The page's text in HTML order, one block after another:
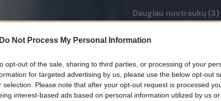
Do Not Process My Personal Information
opt-out of the sale, sharing to third parties, or processing of your
for targeted advertising by us, please use the below opt-out
selection. Please note that after your opt-out request is processed
interest-based ads based on personal information utilized by us
Daugiau nuotraukų (3)
lietuvio treniruojamas Baku „Sabah“ klubas
13:16, 30:29, 18:16) įveikė to paties miesto
pergalių laimėjo 4:2.